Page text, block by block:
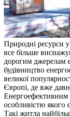
Природні ресурси у
все більше
дорогим джерелам
будівництво
великої
Європі, де вже
Енергоефективним
особливістю якого
Такі житла